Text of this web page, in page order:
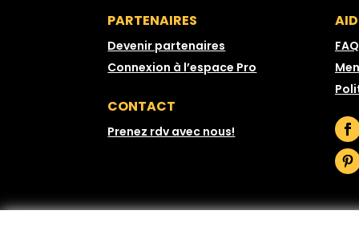
PARTENAIRES
Devenir partenaires
Connexion à l’espace Pro
FAQ
CONTACT
Prenez rdv avec nous!